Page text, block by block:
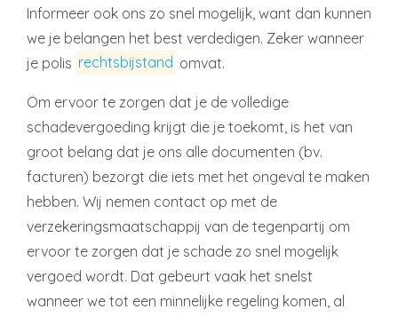
Informeer ook ons zo snel mogelijk, want dan kunnen
we je belangen het best verdedigen. Zeker wanneer
je polis rechtsbijstand omvat.
Om ervoor te zorgen dat je de volledige
schadevergoeding krijgt die je toekomt, is het van
groot belang dat je ons alle documenten (bv.
facturen) bezorgt die iets met het ongeval te maken
hebben. Wij nemen contact op met de
verzekeringsmaatschappij van de tegenpartij om
ervoor te zorgen dat je schade zo snel mogelijk
vergoed wordt. Dat gebeurt vaak het snelst
wanneer we tot een minnelijke regeling komen, al